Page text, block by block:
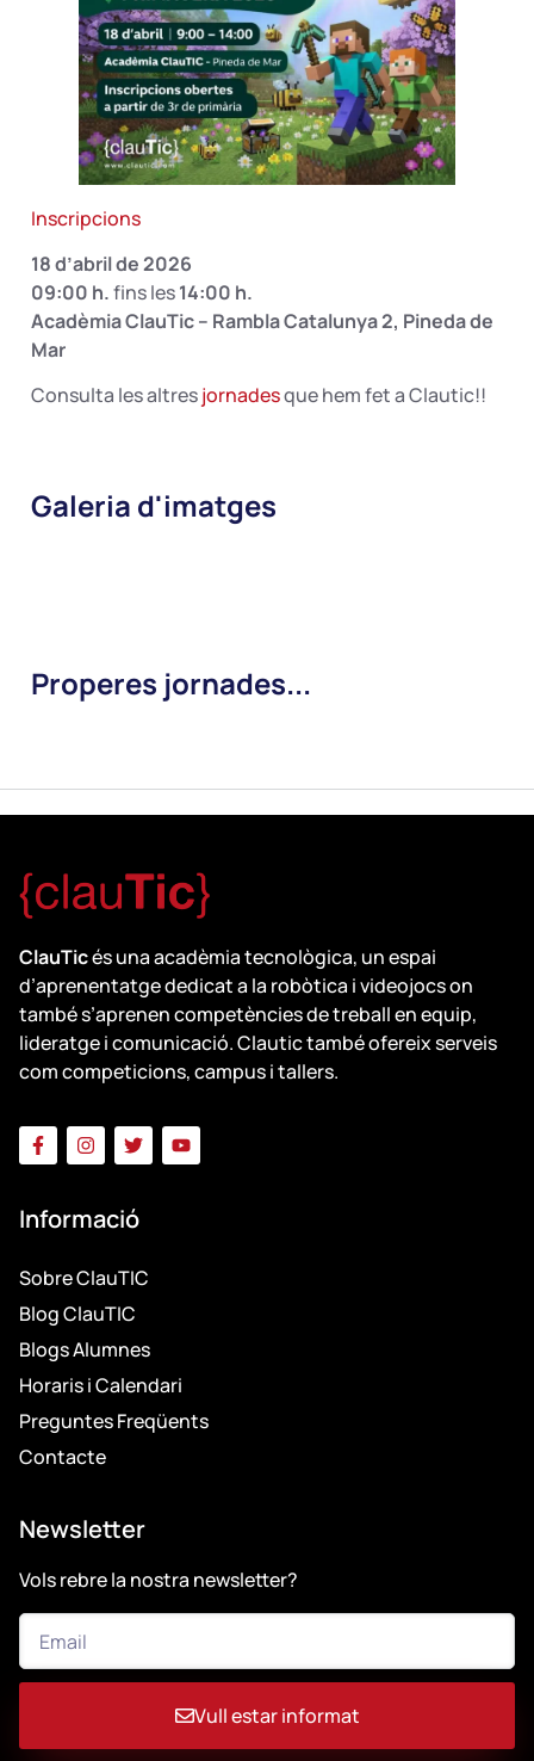
Inscripcions
18 d’abril de 2026
09:00 h.fins les14:00 h.
Acadèmia ClauTic – Rambla Catalunya 2, Pineda de
Mar
Consulta les altresjornadesque hem fet a Clautic!!
Galeria d'imatges
Properes jornades...
ClauTicés una acadèmia tecnològica, un espai
d’aprenentatge dedicat a la robòtica i videojocs on
també s’aprenen competències de treball en equip,
lideratge i comunicació. Clautic també ofereix serveis
com competicions, campus i tallers.
Informació
Sobre ClauTIC
Blog ClauTIC
Blogs Alumnes
Horaris i Calendari
Preguntes Freqüents
Contacte
Newsletter
Vols rebre la nostra newsletter?
Vull estar informat